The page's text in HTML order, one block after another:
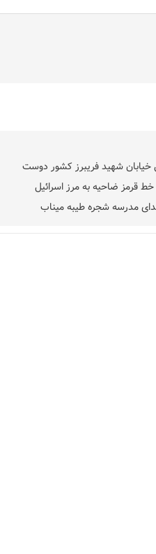
شهید فریبرز کشور دوست
ضاحیه به مرز اسرائیل
مدرسه شجره طیبه میناب